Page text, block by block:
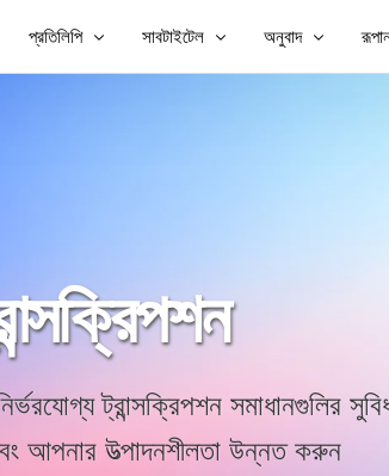
প্রতিলিপি
অডিও থেকে টেক্সট
কর্পোরেট ভয়েসওভার
সাবটাইটেল
সাবটাইটেল অনুবাদক
ভিটিটি স্রষ্টা
অনুবাদ
ট্রান্সক্রিপশন সমাধানগুলির
আপনার উত্পাদনশীলতা উন্নত করুন